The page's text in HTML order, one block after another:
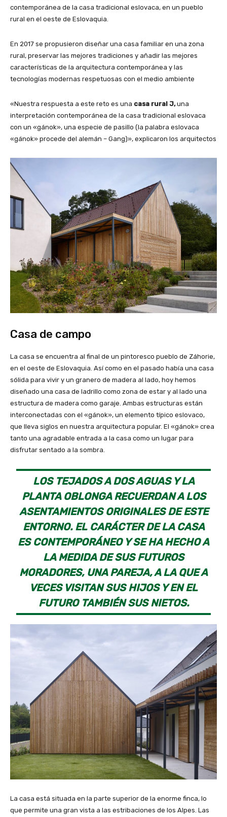
contemporánea de la casa tradicional eslovaca, en un pueblo
rural en el oeste de Eslovaquia.
En 2017 se propusieron diseñar una casa familiar en una zona
rural, preservar las mejores tradiciones y añadir las mejores
características de la arquitectura contemporánea y las
tecnologías modernas respetuosas con el medio ambiente
«Nuestra respuesta a este reto es una casa rural J,una
interpretación contemporánea de la casa tradicional eslovaca
con un «gánok», una especie de pasillo (la palabra eslovaca
«gánok» procede del alemán – Gang)», explicaron los arquitectos
Casa de campo
La casa se encuentra al final de un pintoresco pueblo de Záhorie,
en el oeste de Eslovaquia. Así como en el pasado había una casa
sólida para vivir y un granero de madera al lado, hoy hemos
diseñado una casa de ladrillo como zona de estar y al lado una
estructura de madera como garaje. Ambas estructuras están
interconectadas con el «gánok», un elemento típico eslovaco,
que lleva siglos en nuestra arquitectura popular. El «gánok» crea
tanto una agradable entrada a la casa como un lugar para
disfrutar sentado a la sombra.
LOS TEJADOS A DOS AGUAS Y LA
PLANTA OBLONGA RECUERDAN A LOS
ASENTAMIENTOS ORIGINALES DE ESTE
ENTORNO. EL CARÁCTER DE LA CASA
ES CONTEMPORÁNEO Y SE HA HECHO A
LA MEDIDA DE SUS FUTUROS
MORADORES, UNA PAREJA, A LA QUE A
VECES VISITAN SUS HIJOS Y EN EL
FUTURO TAMBIÉN SUS NIETOS.
La casa está situada en la parte superior de la enorme finca, lo
que permite una gran vista a las estribaciones de los Alpes. Las